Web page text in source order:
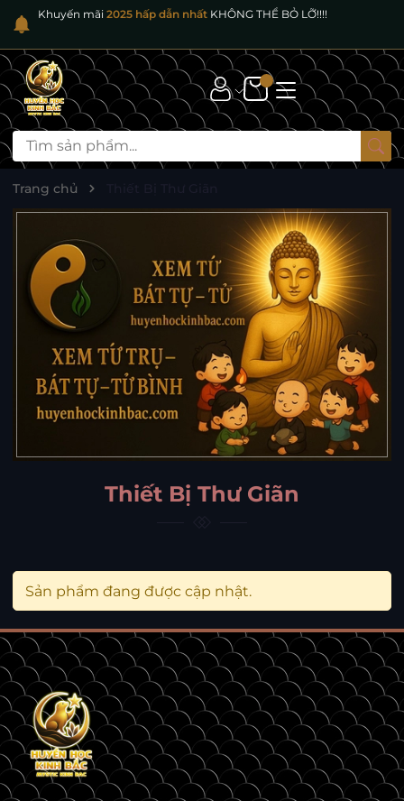
Khuyến mãi 2025 hấp dẫn nhất KHÔNG THỂ BỎ LỠ!!!!
Trang chủ
Thiết Bị Thư Giãn
Sản phẩm đang được cập nhật.